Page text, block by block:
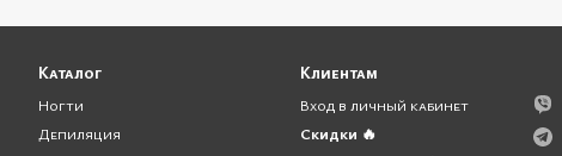
Каталог
Ногти
Депиляция
Клиентам
Вход в личный кабинет
Скидки 🔥